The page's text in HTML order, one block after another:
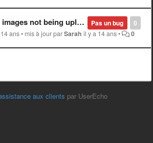
0
Pas un bug
three days and slow not no uploads on small .pngs?
ans• mis à jour parSarah il y a 14 ans• 0
aux clients par UserEcho